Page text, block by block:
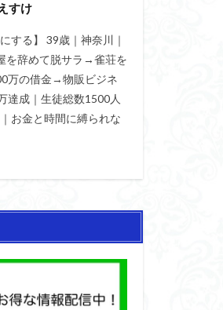
すけ
する】 39歳｜神奈川｜
を辞めて脱サラ→雀荘を
万の借金→物販ビジネ
達成｜生徒総数1500人
お金と時間に縛られな